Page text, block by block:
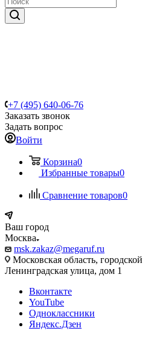
+7 (495) 640-06-76
Заказать звонок
Задать вопрос
Войти
Корзина0
Избранные товары0
Сравнение товаров0
Ваш город
Москва
msk.zakaz@megaruf.ru
Московская область,
Ленинградская улица, дом 1
Вконтакте
YouTube
Одноклассники
Яндекс.Дзен